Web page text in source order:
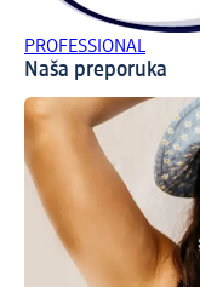
PROFESSIONAL
Naša preporuka